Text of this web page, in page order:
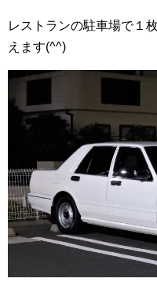
レストランの駐車場で１
えます(^^)